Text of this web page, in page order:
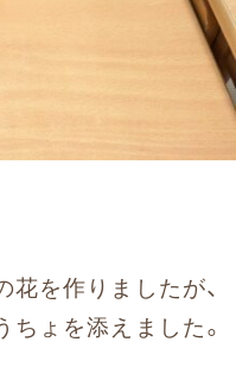
を作りましたが、
ょを添えました。